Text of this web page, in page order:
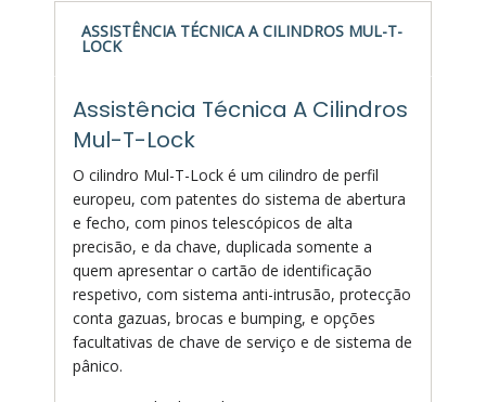
ASSISTÊNCIA TÉCNICA A CILINDROS MUL-T-
LOCK
Assistência Técnica A Cilindros
Mul-T-Lock
O cilindro Mul-T-Lock é um cilindro de perfil
europeu, com patentes do sistema de abertura
e fecho, com pinos telescópicos de alta
precisão, e da chave, duplicada somente a
quem apresentar o cartão de identificação
respetivo, com sistema anti-intrusão, protecção
conta gazuas, brocas e bumping, e opções
facultativas de chave de serviço e de sistema de
pânico.